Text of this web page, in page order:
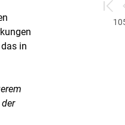
in
zum